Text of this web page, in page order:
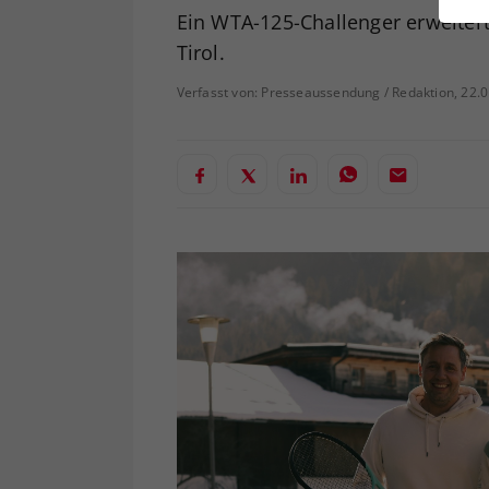
Ein WTA-125-Challenger
Tirol.
Verfasst von: Presseaussendung / Redaktion,